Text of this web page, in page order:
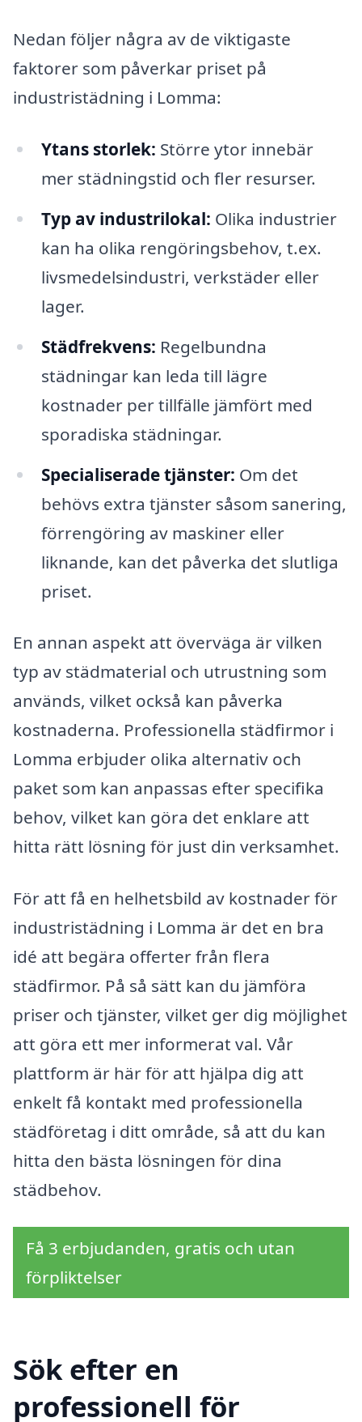
Nedan följer några av de viktigaste
faktorer som påverkar priset på
industristädning i Lomma:
Ytans storlek: Större ytor innebär
mer städningstid och fler resurser.
Typ av industrilokal: Olika industrier
kan ha olika rengöringsbehov, t.ex.
livsmedelsindustri, verkstäder eller
lager.
Städfrekvens: Regelbundna
städningar kan leda till lägre
kostnader per tillfälle jämfört med
sporadiska städningar.
Specialiserade tjänster: Om det
behövs extra tjänster såsom sanering,
förrengöring av maskiner eller
liknande, kan det påverka det slutliga
priset.
En annan aspekt att överväga är vilken
typ av städmaterial och utrustning som
används, vilket också kan påverka
kostnaderna. Professionella städfirmor i
Lomma erbjuder olika alternativ och
paket som kan anpassas efter specifika
behov, vilket kan göra det enklare att
hitta rätt lösning för just din verksamhet.
För att få en helhetsbild av kostnader för
industristädning i Lomma är det en bra
idé att begära offerter från flera
städfirmor. På så sätt kan du jämföra
priser och tjänster, vilket ger dig möjlighet
att göra ett mer informerat val. Vår
plattform är här för att hjälpa dig att
enkelt få kontakt med professionella
städföretag i ditt område, så att du kan
hitta den bästa lösningen för dina
städbehov.
Få 3 erbjudanden, gratis och utan
förpliktelser
Sök efter en
professionell för